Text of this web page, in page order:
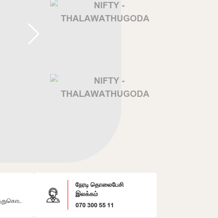
நேரடி தொலைபேசி
இலக்கம்
070 300 55 11